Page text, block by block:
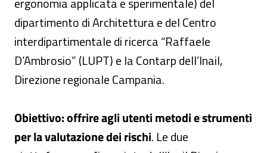
dipartimento di Architettura e del Centro
interdipartimentale di ricerca “Raffaele
D’Ambrosio” (LUPT) e la Contarp dell’Inail,
Direzione regionale Campania.
Obiettivo: offrire agli utenti metodi e strumenti
per la valutazione dei rischi. Le due